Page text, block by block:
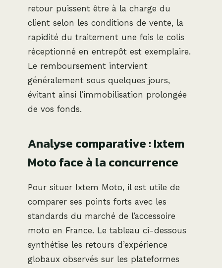
retour puissent être à la charge du
client selon les conditions de vente, la
rapidité du traitement une fois le colis
réceptionné en entrepôt est exemplaire.
Le remboursement intervient
généralement sous quelques jours,
évitant ainsi l’immobilisation prolongée
de vos fonds.
Analyse comparative : Ixtem
Moto face à la concurrence
Pour situer Ixtem Moto, il est utile de
comparer ses points forts avec les
standards du marché de l’accessoire
moto en France. Le tableau ci-dessous
synthétise les retours d’expérience
globaux observés sur les plateformes